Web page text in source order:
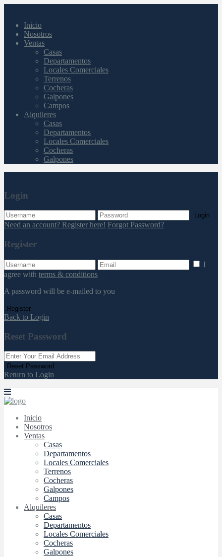
Inicio
Nosotros
Ventas
Casas
Departamentos
Locales Comerciales
Terrenos
Cocheras
Galpones
Campos
Alquileres
Casas
Departamentos
Locales Comerciales
Cocheras
Galpones
Login
Login
Need an account? Register here! Forgot Password?
Register
I
agree with terms & conditions
A password will be e-mailed to you
Register
Back to Login
Reset Password
Reset Password
Return to Login
Inicio
Nosotros
Ventas
Casas
Departamentos
Locales Comerciales
Terrenos
Cocheras
Galpones
Campos
Alquileres
Casas
Departamentos
Locales Comerciales
Cocheras
Galpones